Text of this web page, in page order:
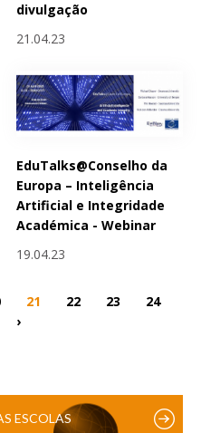
divulgação
21.04.23
EduTalks@Conselho da
Europa – Inteligência
Artificial e Integridade
Académica - Webinar
19.04.23
21 22 23
24
›
ESCOLAS